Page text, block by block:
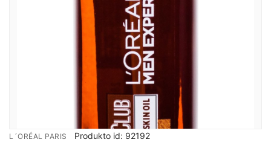
L´ORÉAL PARIS Produkto id: 92192